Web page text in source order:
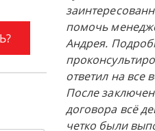
помочь
Андрея.
ответил на все
После
договора всё
четко были